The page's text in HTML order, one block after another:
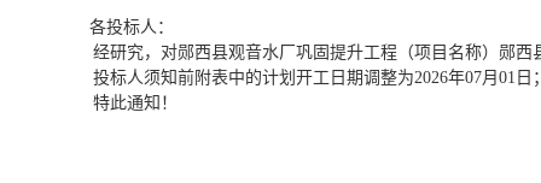
各投标人：
经研究，对郧西县观音水厂巩固提升工程 （项目名称）郧西
投标人须知前附表中的计划开工日期调整为2026年07月01
特此通知！